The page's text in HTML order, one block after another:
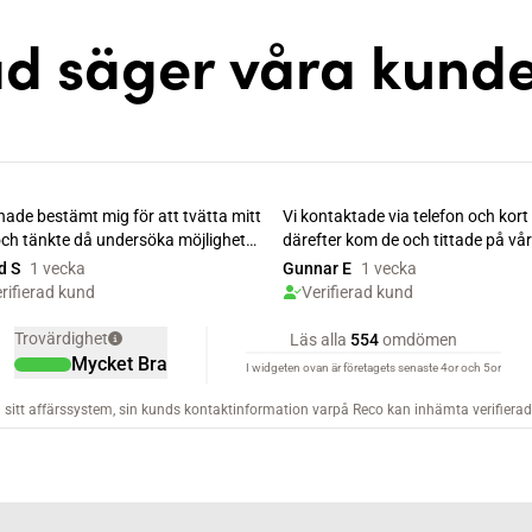
säger våra